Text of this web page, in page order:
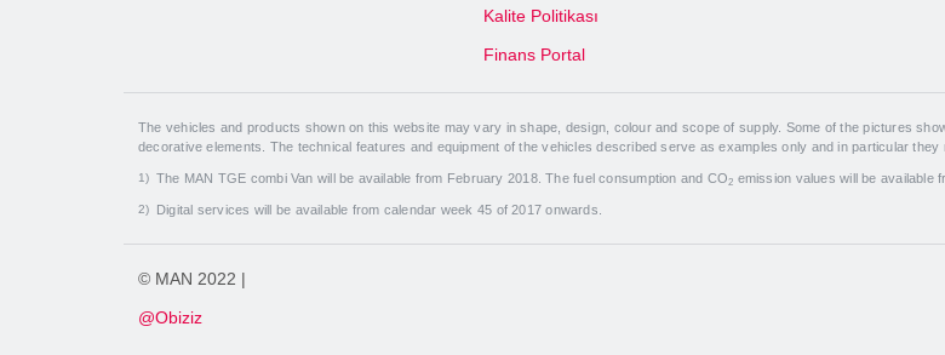
Kalite Politikası
Finans Portal
The vehicles and products shown on this website may vary in shape, design, colour and scope of supply. Some of the pictures
decorative elements. The technical features and equipment of the vehicles described serve as examples only and in particular
The MAN TGE combi Van will be available from February 2018. The fuel consumption and CO2 emission values will be available
Digital services will be available from calendar week 45 of 2017 onwards.
© MAN 2022 |
@Obiziz